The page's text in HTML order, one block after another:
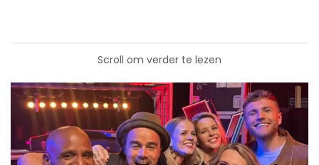
Scroll om verder te lezen